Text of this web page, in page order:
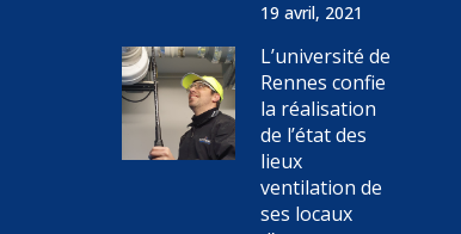
19 avril, 2021
L’université de
Rennes confie
la réalisation
de l’état des
lieux
ventilation de
ses locaux